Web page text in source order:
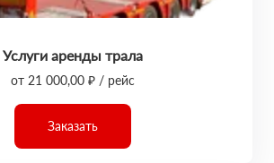
Услуги аренды трала
от 21 000,00 ₽ / рейс
Заказать